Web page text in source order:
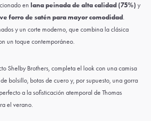
en lana peinada de alta calidad (75%) y
forro de satén para mayor comodidad.
y un corte moderno, que combina la clásica
un toque contemporáneo.
Shelby Brothers, completa el look con unacamisa
bolsillo, botas de cueroy, por supuesto, unagorra
a la sofisticación atemporal de Thomas
el verano.